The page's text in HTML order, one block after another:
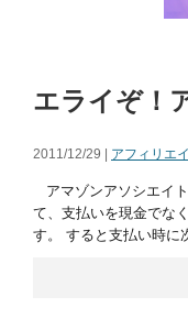
エライぞ！
2011/12/29 | アフィリエ
アマゾンアソシエイ
て、支払いを現金でな
す。 すると支払い時に